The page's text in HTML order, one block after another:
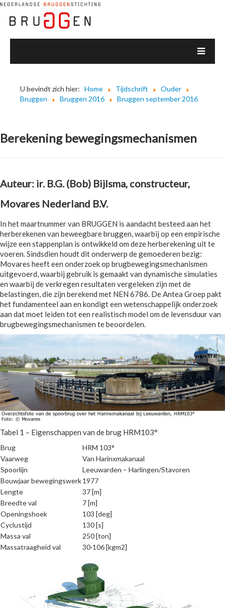
U bevindt zich hier: Home Tijdschrift
Ouder
Bruggen
Bruggen 2016 Bruggen september 2016
Berekening bewegingsmechanismen
Auteur: ir. B.G. (Bob) Bijlsma, constructeur,
Movares Nederland B.V.
In het maartnummer van BRUGGEN is aandacht besteed aan het
herberekenen van beweegbare bruggen, waarbij op een empirische
wijze een stappenplan is ontwikkeld om deze herberekening uit te
voeren. Sindsdien houdt dit onderwerp de gemoederen bezig:
Movares heeft een onderzoek op brugbewegingsmechanismen
uitgevoerd, waarbij gebruik is gemaakt van dynamische simulaties
en waarbij de verkregen resultaten vergeleken zijn met de
belastingen, die zijn berekend met NEN 6786. De Antea Groep pakt
het fundamenteel aan en kondigt een wetenschappelijk onderzoek
aan dat moet leiden tot een realistisch model om de levensduur van
brugbewegingsmechanismen te beoordelen.
Tabel 1 – Eigenschappen van de brug HRM103°
Brug
HRM 103°
Vaarweg
Van Harinxmakanaal
Spoorlijn
Leeuwarden – Harlingen/Stavoren
Bouwjaar bewegingswerk1977
Lengte
37 [m]
Breedte val
7 [m]
Openingshoek
103 [deg]
Cyclustijd
130 [s]
Massa val
250 [ton]
Massatraagheid val
30·106 [kgm2]